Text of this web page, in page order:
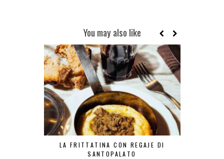
You may also like
LA FRITTATINA CON REGAJE DI
SANTOPALATO